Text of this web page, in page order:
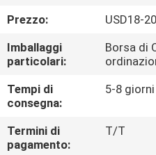
CONTROLLO
DI
QUALITÀ
CONTATTACI
Prezzo:
USD18-
Imballaggi
particolari:
Borsa di
Tempi di
consegna:
5-8
Termini di
pagamento:
T/T